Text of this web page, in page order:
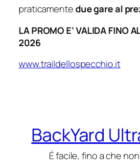
praticamentedue gare al
LA PROMO E’ VALIDA FINO
2026
www.traildellospecchio.it
BackYard
É facile, fino a che